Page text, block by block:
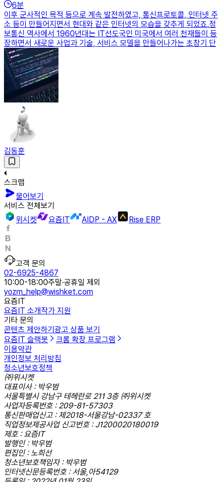
6분
이후 군사적인 목적 등으로 계속 발전하였고, 통신프로토콜, 인터넷 주
소 등이 만들어지면서 현대와 같은 인터넷의 모습을 갖추게 되었죠.정
보통신 역사에서 1960년대는 IT선도국인 미국에서 여러 천재들이 등
장하면서 새로운 사업과 기술, 서비스 모델을 만들어나가는 초창기 단
김동훈
스크랩
물어보기
서비스 전체보기
위시켓
요즘IT AIDP - AX Rise ERP
고객 문의
02-6925-4867
10:00-18:00주말·공휴일 제외
yozm_help@wishket.com
요즘IT
요즘IT 소개작가 지원
기타 문의
콘텐츠 제안하기 광고 상품 보기
요즘IT 슬랙봇
크롬 확장 프로그램
이용약관
개인정보 처리방침
청소년보호정책
㈜위시켓
대표이사 : 박우범
서울특별시 강남구 테헤란로 211 3층 ㈜위시켓
사업자등록번호 : 209-81-57303
통신판매업신고 : 제2018-서울강남-02337 호
직업정보제공사업 신고번호 : J1200020180019
제호 : 요즘IT
발행인 : 박우범
편집인 : 노희선
청소년보호책임자 : 박우범
인터넷신문등록번호 : 서울,아54129